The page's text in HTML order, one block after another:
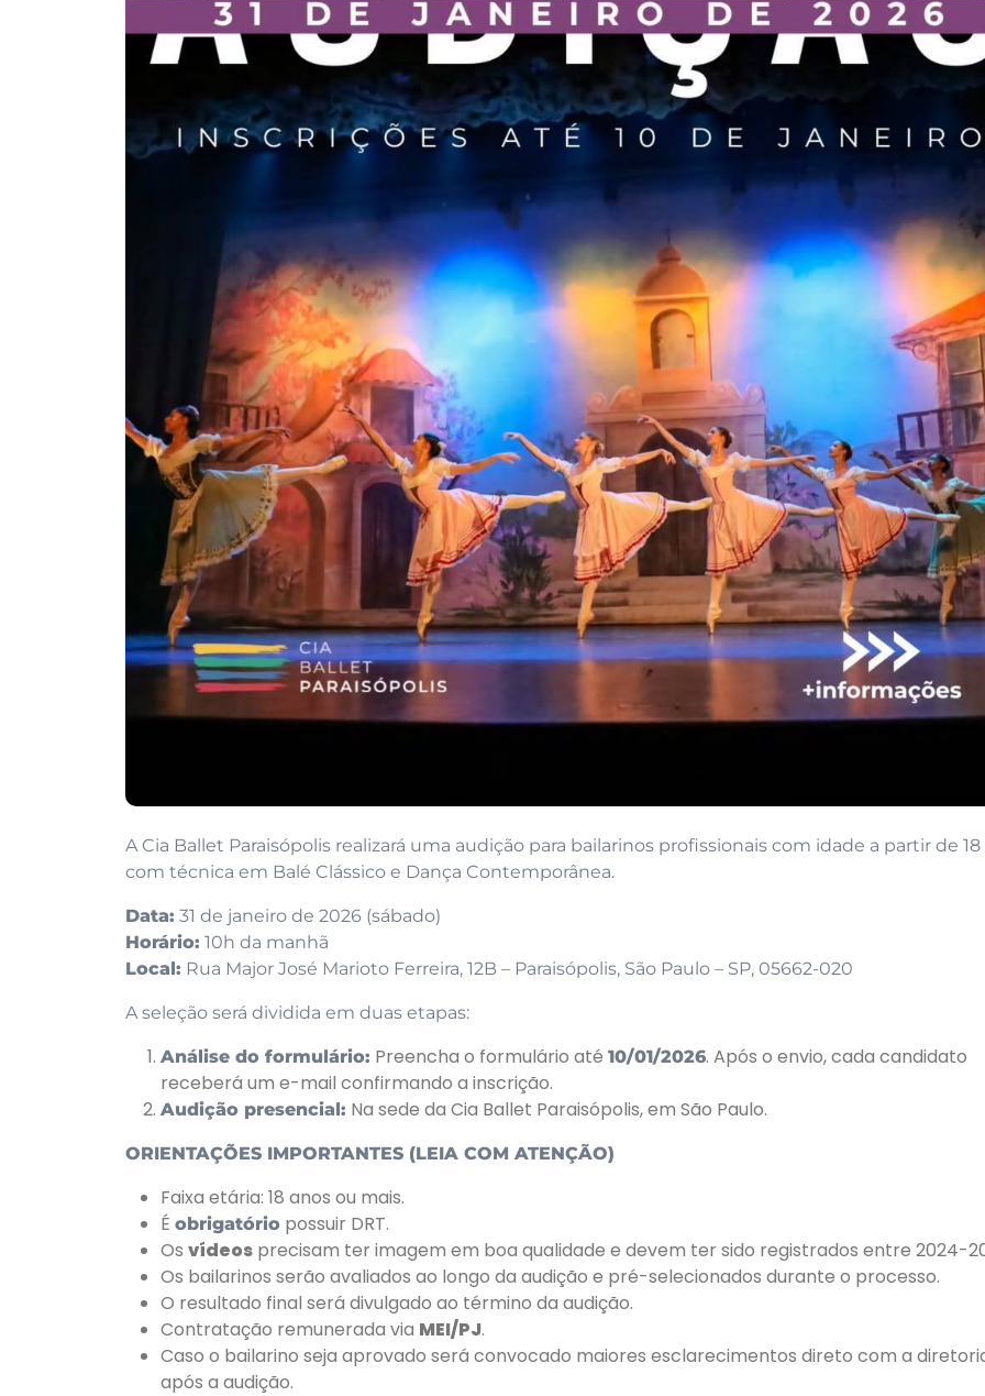
A Cia Ballet Paraisópolis realizará uma audição para bailarinos profissionais com idade a partir de 18
com técnica em Balé Clássico e Dança Contemporânea.
Data: 31 de janeiro de 2026 (sábado)
Horário: 10h da manhã
Local: Rua Major José Marioto Ferreira, 12B – Paraisópolis, São Paulo – SP, 05662-020
A seleção será dividida em duas etapas:
Análise do formulário: Preencha o formulário até 10/01/2026. Após o envio, cada candidato
receberá um e-mail confirmando a inscrição.
Audição presencial: Na sede da Cia Ballet Paraisópolis, em São Paulo.
ORIENTAÇÕES IMPORTANTES (LEIA COM ATENÇÃO)
Faixa etária: 18 anos ou mais.
É obrigatório possuir DRT.
Os vídeos precisam ter imagem em boa qualidade e devem ter sido registrados entre 2024-
Os bailarinos serão avaliados ao longo da audição e pré-selecionados durante o processo.
O resultado final será divulgado ao término da audição.
Contratação remunerada via MEI/PJ.
Caso o bailarino seja aprovado será convocado maiores esclarecimentos direto com a
após a audição.